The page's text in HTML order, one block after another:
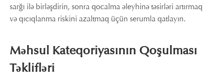
sarğı ilə birləşdirin, sonra qocalma əleyhinə təsirləri artırmaq
və qıcıqlanma riskini azaltmaq üçün serumla qatlayın.
Məhsul Kateqoriyasının Qoşulması
Təklifləri